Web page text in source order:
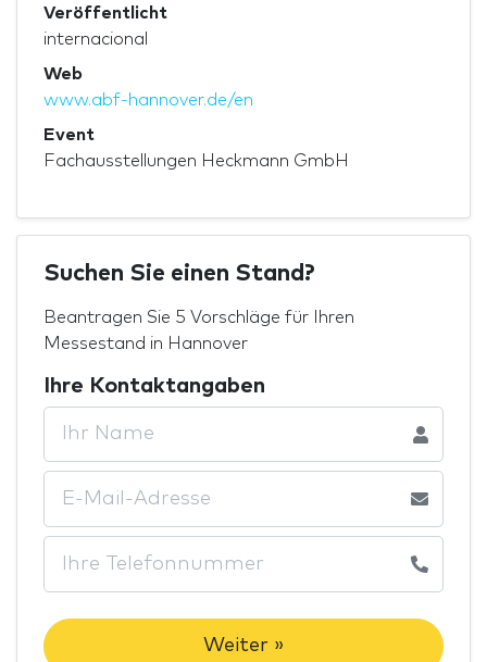
Veröffentlicht
internacional
Web
www.abf-hannover.de/en
Event
Fachausstellungen Heckmann GmbH
Suchen Sie einen Stand?
Beantragen Sie 5 Vorschläge für Ihren
Messestand in Hannover
Ihre Kontaktangaben
Weiter »